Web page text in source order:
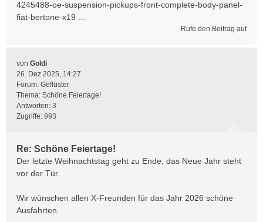
4245488-oe-suspension-pickups-front-complete-body-panel-
fiat-bertone-x19 ...
Rufe den Beitrag auf
von Goldi
26. Dez 2025, 14:27
Forum: Geflüster
Thema: Schöne Feiertage!
Antworten: 3
Zugriffe: 993
Re: Schöne Feiertage!
Der letzte Weihnachtstag geht zu Ende, das Neue Jahr steht
vor der Tür.
Wir wünschen allen X-Freunden für das Jahr 2026 schöne
Ausfahrten.